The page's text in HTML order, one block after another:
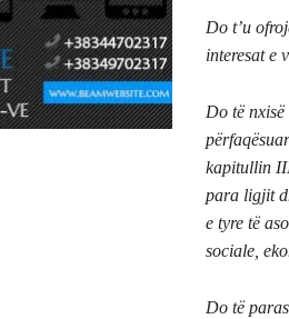
Do t’u
interesat e
Do të
kapitullin
para ligjit
e tyre të
sociale,
Do të